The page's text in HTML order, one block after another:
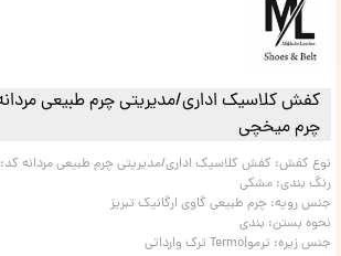
چرم میخچی
نوع کفش: کفش کلاسیک اداری/مدیریتی چرم طبیعی مردانه کد: G514 | چرم میخچی
رنگ بندی: مشکی
جنس رویه: چرم طبیعی گاوی ارگانیک تبریز
نحوه بستن: بندی
جنس زیره: ترمو|Termo ترک وارداتی